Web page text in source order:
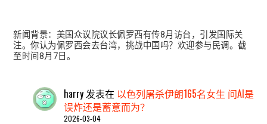
新闻背景：美国众议院议长佩罗西有传8月访台，引发国际关
注。你认为佩罗西会去台湾，挑战中国吗？欢迎参与民调。截
至时间8月7日。
harry 发表在 以色列屠杀伊朗165名女生 问AI是
误炸还是蓄意而为？
2026-03-04